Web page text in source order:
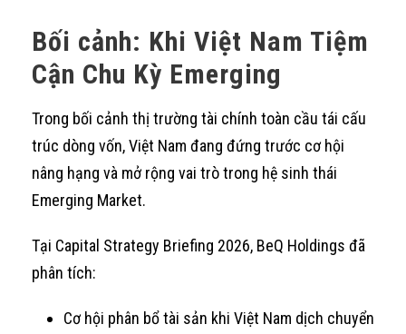
Bối cảnh: Khi Việt Nam Tiệm
Cận Chu Kỳ Emerging
Trong bối cảnh thị trường tài chính toàn cầu tái cấu
trúc dòng vốn, Việt Nam đang đứng trước cơ hội
nâng hạng và mở rộng vai trò trong hệ sinh thái
Emerging Market.
Tại Capital Strategy Briefing 2026, BeQ Holdings đã
phân tích:
Cơ hội phân bổ tài sản khi Việt Nam dịch chuyển